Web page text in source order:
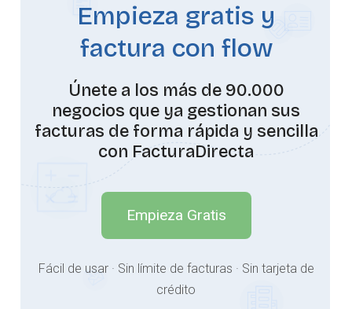
Empieza gratis y
factura con flow
Únete a los más de 90.000
negocios que ya gestionan sus
facturas de forma rápida y sencilla
con FacturaDirecta
Empieza Gratis
Fácil de usar · Sin límite de facturas · Sin tarjeta de
crédito